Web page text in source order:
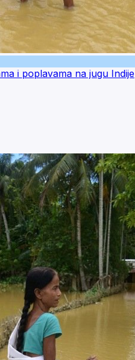
i poplavama na jugu Indije